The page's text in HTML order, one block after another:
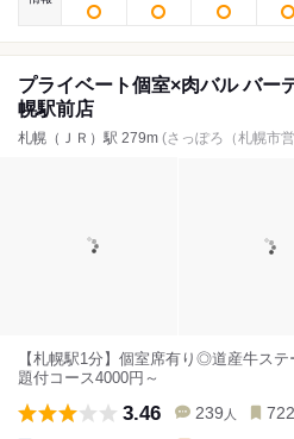
プライベート個室×肉バル バー
幌駅前店
札幌（ＪＲ）駅 279m (さっぽろ（札幌市
【札幌駅1分】個室席有り◎道産牛ス
題付コース4000円～
3.46 239 人